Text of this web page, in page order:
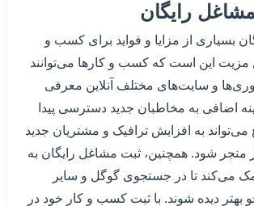
رایگان
بسیاری از مزایا و فواید برای کسب و
مزیت این است که کسب و کارها می‌توانند
و سایت‌های مختلف آنلاین معرفی
اضافی به مخاطبان جدید دسترسی پیدا
به افزایش ترافیک و مشتریان جدید
شود. همچنین، ثبت مشاغل رایگان به
می‌کند تا در جستجوی گوگل و سایر
بهتر دیده شوند. با ثبت کسب و کار خود در